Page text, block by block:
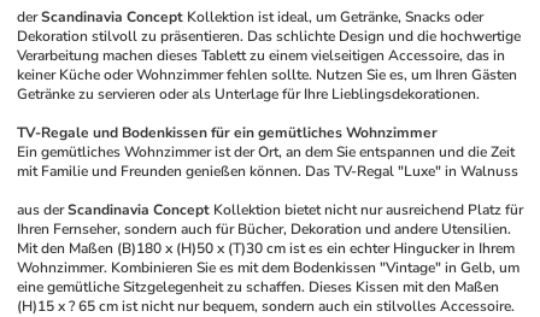
der Scandinavia Concept Kollektion ist ideal, um Getränke, Snacks oder
Dekoration stilvoll zu präsentieren. Das schlichte Design und die hochwertige
Verarbeitung machen dieses Tablett zu einem vielseitigen Accessoire, das in
keiner Küche oder Wohnzimmer fehlen sollte. Nutzen Sie es, um Ihren Gästen
Getränke zu servieren oder als Unterlage für Ihre Lieblingsdekorationen.
TV-Regale und Bodenkissen für ein gemütliches Wohnzimmer
Ein gemütliches Wohnzimmer ist der Ort, an dem Sie entspannen und die Zeit
mit Familie und Freunden genießen können. Das TV-Regal "Luxe" in Walnuss
aus der Scandinavia Concept Kollektion bietet nicht nur ausreichend Platz für
Ihren Fernseher, sondern auch für Bücher, Dekoration und andere Utensilien.
Mit den Maßen (B)180 x (H)50 x (T)30 cm ist es ein echter Hingucker in Ihrem
Wohnzimmer. Kombinieren Sie es mit dem Bodenkissen "Vintage" in Gelb, um
eine gemütliche Sitzgelegenheit zu schaffen. Dieses Kissen mit den Maßen
(H)15 x ? 65 cm ist nicht nur bequem, sondern auch ein stilvolles Accessoire.